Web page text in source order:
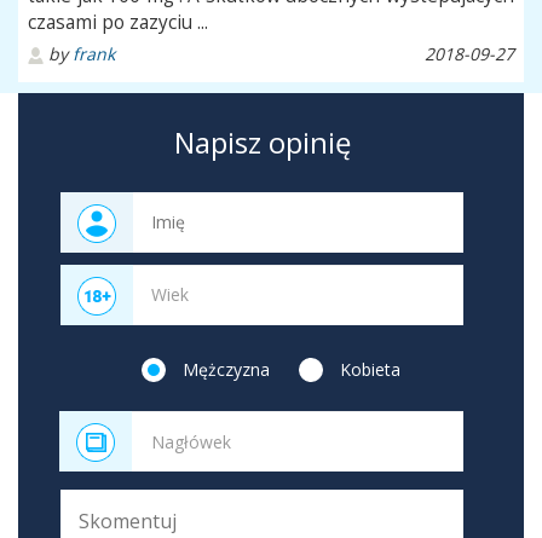
czasami po zazyciu ...
byfrank 2018-09-27
Napisz opinię
Mężczyzna Kobieta